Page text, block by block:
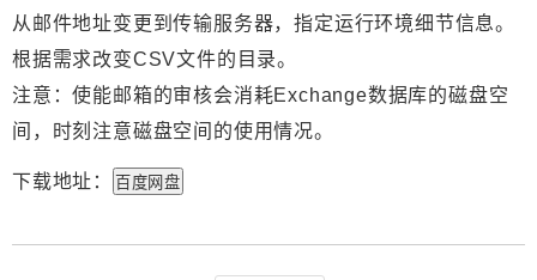
从邮件地址变更到传输服务器，指定运行环境细节信息。
根据需求改变CSV文件的目录。
注意：使能邮箱的审核会消耗Exchange数据库的磁盘空
间，时刻注意磁盘空间的使用情况。
下载地址： 百度网盘